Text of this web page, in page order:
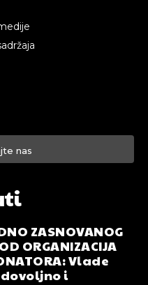
nas
ZASNOVANOG
ORGANIZACIJA
Vlade
i